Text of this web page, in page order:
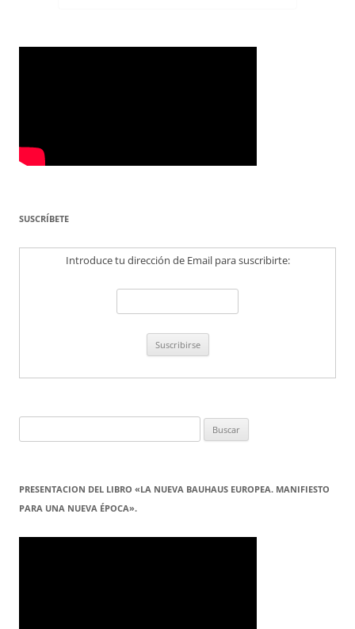
SUSCRÍBETE
Introduce tu dirección de Email para suscribirte:
PRESENTACION DEL LIBRO «LA NUEVA BAUHAUS EUROPEA. MANIFIESTO
PARA UNA NUEVA ÉPOCA».